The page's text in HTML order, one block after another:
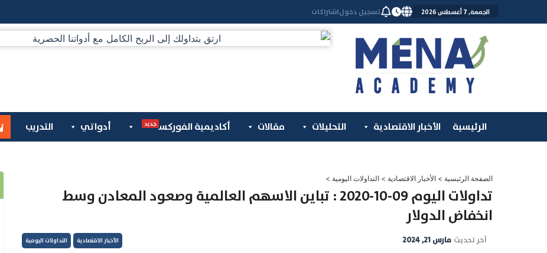
إلى
الجمعة, 7 أغسطس 2026 تسجيل دخولاشتراكات
الرئيسية الأخبار الاقتصادية التحليلات مقالات أكاديمية الفوركس جديد أدواتي التدريب
الصفحة الرئيسية > الأخبار الاقتصادية > التداولات اليومية >
تداولات اليوم 09-10-2020 : تباين الاسهم العالمية وصعود المعادن وسط
انخفاض الدولار
آخر تحديث مارس 21, 2024 الأخبار الاقتصادية التداولات اليومية